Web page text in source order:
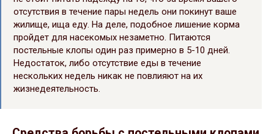
отсутствия в течение пары недель они покинут ваше
жилище, ища еду. На деле, подобное лишение корма
пройдет для насекомых незаметно. Питаются
постельные клопы один раз примерно в 5-10 дней.
Недостаток, либо отсутствие еды в течение
нескольких недель никак не повлияют на их
жизнедеятельность.